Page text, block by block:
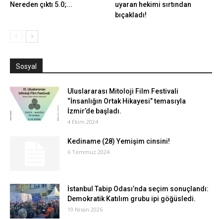
Nereden çıktı 5.0;...
uyaran hekimi sırtından
bıçakladı!
Sosyal
Uluslararası Mitoloji Film Festivali
“İnsanlığın Ortak Hikayesi” temasıyla
İzmir’de başladı.
4 Ekim 2024
Kediname (28) Yemişim cinsini!
6 Temmuz 2024
İstanbul Tabip Odası’nda seçim sonuçlandı:
Demokratik Katılım grubu ipi göğüsledi.
19 Nisan 2026